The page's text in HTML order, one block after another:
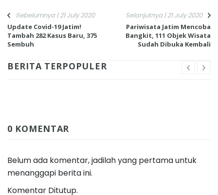
Sebelumnya | 21 July 2020
Update Covid-19 Jatim!
Tambah 282 Kasus Baru, 375
Sembuh
Selanjutnya | 21 July 2020
Pariwisata Jatim Mencoba
Bangkit, 111 Objek Wisata
Sudah Dibuka Kembali
BERITA TERPOPULER
0 KOMENTAR
Belum ada komentar, jadilah yang pertama untuk
menanggapi berita ini.
Komentar Ditutup.